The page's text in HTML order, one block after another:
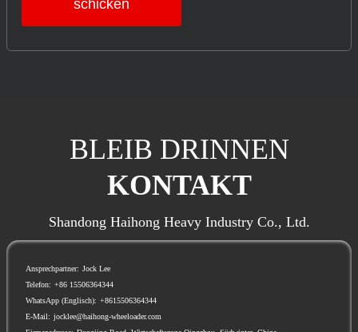
schicken
BLEIB DRINNEN
KONTAKT
Shandong Haihong Heavy Industry Co., Ltd.
Ansprechpartner: Jock Lee
Telefon: +86 15506364344
WhatsApp (Englisch): +8615506364344
E-Mail: jocklee@haihong-wheeloader.com